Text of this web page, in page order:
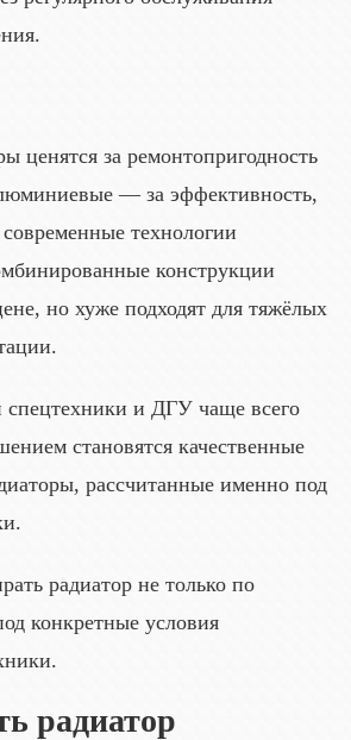
ценятся за ремонтопригодность
— за эффективность,
технологии
конструкции
но хуже подходят для тяжёлых
спецтехники и ДГУ чаще всего
становятся качественные
рассчитанные именно под
радиатор не только по
конкретные условия
радиатор